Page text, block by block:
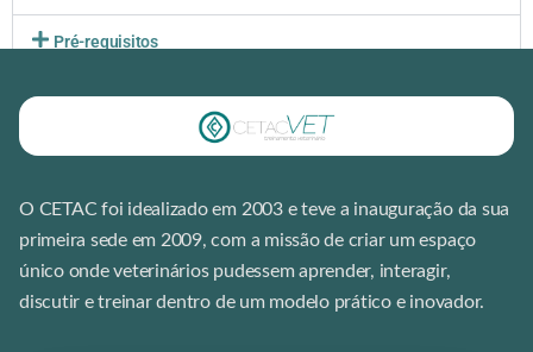
Pré-requisitos
Sobre a matrícula
O CETAC foi idealizado em 2003 e teve a inauguração da sua
primeira sede em 2009, com a missão de criar um espaço
único onde veterinários pudessem aprender, interagir,
discutir e treinar dentro de um modelo prático e inovador.